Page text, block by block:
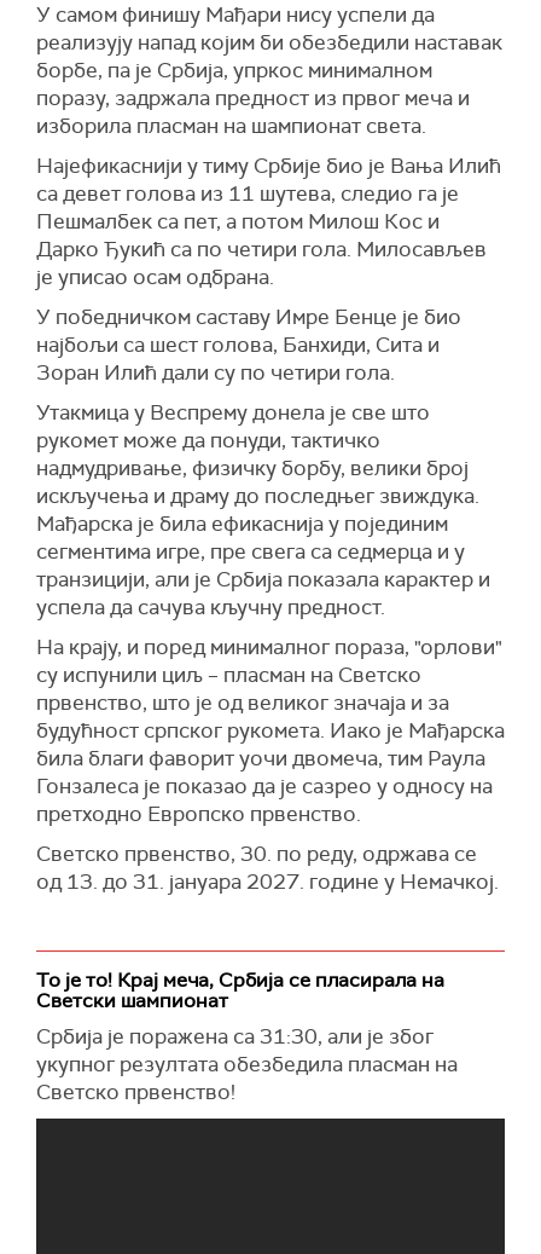
У самом финишу Мађари нису успели да
реализују напад којим би обезбедили наставак
борбе, па је Србија, упркос минималном
поразу, задржала предност из првог меча и
изборила пласман на шампионат света.
Најефикаснији у тиму Србије био је Вања Илић
са девет голова из 11 шутева, следио га је
Пешмалбек са пет, а потом Милош Кос и
Дарко Ђукић са по четири гола. Милосављев
је уписао осам одбрана.
У победничком саставу Имре Бенце је био
најбољи са шест голова, Банхиди, Сита и
Зоран Илић дали су по четири гола.
Утакмица у Веспрему донела је све што
рукомет може да понуди, тактичко
надмудривање, физичку борбу, велики број
искључења и драму до последњег звиждука.
Мађарска је била ефикаснија у појединим
сегментима игре, пре свега са седмерца и у
транзицији, али је Србија показала карактер и
успела да сачува кључну предност.
На крају, и поред минималног пораза, "орлови"
су испунили циљ – пласман на Светско
првенство, што је од великог значаја и за
будућност српског рукомета. Иако је Мађарска
била благи фаворит уочи двомеча, тим Раула
Гонзалеса је показао да је сазрео у односу на
претходно Европско првенство.
Светско првенство, 30. по реду, одржава се
од 13. до 31. јануара 2027. године у Немачкој.
То је то! Крај меча, Србија се пласирала на
Светски шампионат
Србија је поражена са 31:30, али је због
укупног резултата обезбедила пласман на
Светско првенство!